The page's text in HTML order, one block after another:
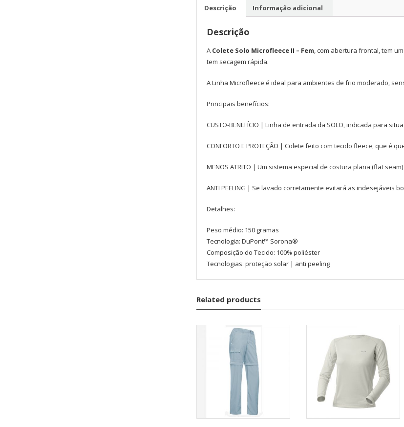
Descrição Informação adicional
Descrição
A Colete Solo Microfleece II – Fem, com abertura frontal, tem
tem secagem rápida.
A Linha Microfleece é ideal para ambientes de frio moderado,
Principais benefícios:
CUSTO-BENEFÍCIO | Linha de entrada da SOLO, indicada para
CONFORTO E PROTEÇÃO | Colete feito com tecido fleece, que é
MENOS ATRITO | Um sistema especial de costura plana (flat
ANTI PEELING | Se lavado corretamente evitará as indesejáveis
Detalhes:
Peso médio: 150 gramas
Tecnologia: DuPont™ Sorona®
Composição do Tecido: 100% poliéster
Tecnologias: proteção solar | anti peeling
Related products